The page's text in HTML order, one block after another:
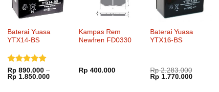
Baterai Yuasa
YTX14-BS
Maintenance Free
Dinilai5
dari 5
Rp 890.000 –
Rp 1.850.000Rentang
Kampas Rem
Newfren FD0330
Rp 400.000
Baterai Yuasa
YTX16-BS
Maintenance
Rp2.283.000
Harga
aslinya
Rp 1.770.000Harga